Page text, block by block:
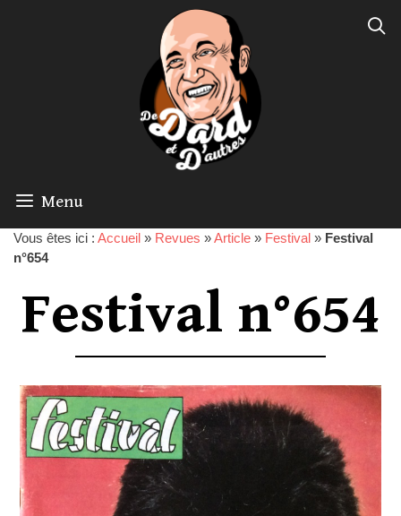
Menu
Vous êtes ici : Accueil » Revues »Article » Festival » Festival
n°654
Festival n°654